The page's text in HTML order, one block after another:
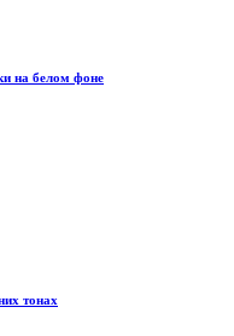
на белом фоне
тонах